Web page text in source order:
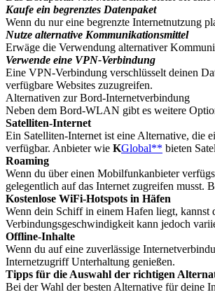
Kaufe ein begrenztes Datenpaket
Wenn du nur eine begrenzte Internetnutzung
Nutze alternative Kommunikationsmittel
Erwäge die Verwendung alternativer
Verwende eine VPN-Verbindung
Eine VPN-Verbindung verschlüsselt deinen
verfügbare Websites zuzugreifen.
Alternativen zur Bord-Internetverbindung
Neben dem Bord-WLAN gibt es weitere
Satelliten-Internet
Ein Satelliten-Internet ist eine Alternative, die
verfügbar. Anbieter wie KGlobal** bieten
Roaming
Wenn du über einen Mobilfunkanbieter
gelegentlich auf das Internet zugreifen musst.
Kostenlose WiFi-Hotspots in Häfen
Wenn dein Schiff in einem Hafen liegt, kannst
Verbindungsgeschwindigkeit kann jedoch
Offline-Inhalte
Wenn du auf eine zuverlässige
Internetzugriff Unterhaltung genießen.
Tipps für die Auswahl der richtigen
Bei der Wahl der besten Alternative für deine